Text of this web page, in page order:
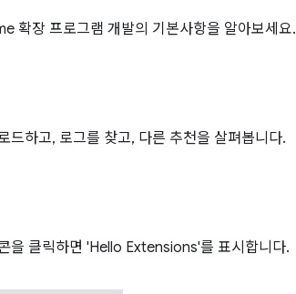
확장 프로그램 개발의 기본사항을 알아보세요.
하고, 로그를 찾고, 다른 추천을 살펴봅니다.
을 클릭하면 'Hello Extensions'를 표시합니다.